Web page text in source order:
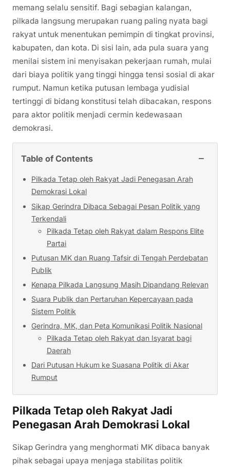
memang selalu sensitif. Bagi sebagian kalangan,
pilkada langsung merupakan ruang paling nyata bagi
rakyat untuk menentukan pemimpin di tingkat provinsi,
kabupaten, dan kota. Di sisi lain, ada pula suara yang
menilai sistem ini menyisakan pekerjaan rumah, mulai
dari biaya politik yang tinggi hingga tensi sosial di akar
rumput. Namun ketika putusan lembaga yudisial
tertinggi di bidang konstitusi telah dibacakan, respons
para aktor politik menjadi cermin kedewasaan
demokrasi.
Table of Contents −
Pilkada Tetap oleh Rakyat Jadi Penegasan Arah
Demokrasi Lokal
Sikap Gerindra Dibaca Sebagai Pesan Politik yang
Terkendali
Pilkada Tetap oleh Rakyat dalam Respons Elite
Partai
Putusan MK dan Ruang Tafsir di Tengah Perdebatan
Publik
Kenapa Pilkada Langsung Masih Dipandang Relevan
Suara Publik dan Pertaruhan Kepercayaan pada
Sistem Politik
Gerindra, MK, dan Peta Komunikasi Politik Nasional
Pilkada Tetap oleh Rakyat dan Isyarat bagi
Daerah
Dari Putusan Hukum ke Suasana Politik di Akar
Rumput
Pilkada Tetap oleh Rakyat Jadi
Penegasan Arah Demokrasi Lokal
Sikap Gerindra yang menghormati MK dibaca banyak
pihak sebagai upaya menjaga stabilitas politik